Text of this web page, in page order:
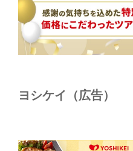
ヨシケイ（広告）